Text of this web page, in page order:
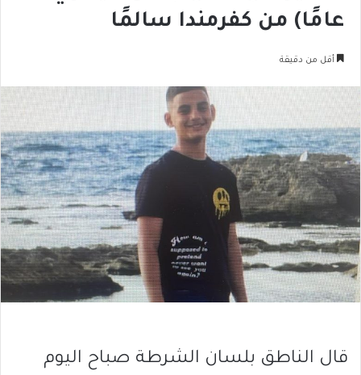
عامًا) من كفرمندا سالمًا
أقل من دقيقة
قال الناطق بلسان الشرطة صباح اليوم